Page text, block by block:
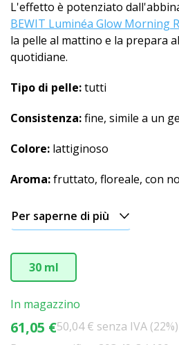
L'effetto è potenziato
BEWIT Luminéa Glow Morning
la pelle al mattino e la prepara
quotidiane.
Tipo di pelle:tutti
Consistenza:fine, simile a un
Colore: lattiginoso
Aroma:fruttato, floreale, con
Per saperne di più
30 ml
In magazzino
61,05 €50,04 € senza IVA (22%)